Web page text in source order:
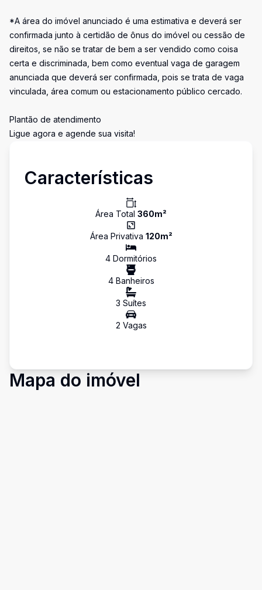
*A área do imóvel anunciado é uma estimativa e deverá ser
confirmada junto à certidão de ônus do imóvel ou cessão de
direitos, se não se tratar de bem a ser vendido como coisa
certa e discriminada, bem como eventual vaga de garagem
anunciada que deverá ser confirmada, pois se trata de vaga
vinculada, área comum ou estacionamento público cercado.
Plantão de atendimento
Ligue agora e agende sua visita!
Características
Área Total 360m²
Área Privativa 120m²
4 Dormitórios
4Banheiros
3 Suítes
2 Vagas
Mapa do imóvel